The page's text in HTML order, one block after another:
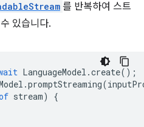
를 반복하여 스트
있습니다.
LanguageModel .create();
.promptStreaming(
stream)
{